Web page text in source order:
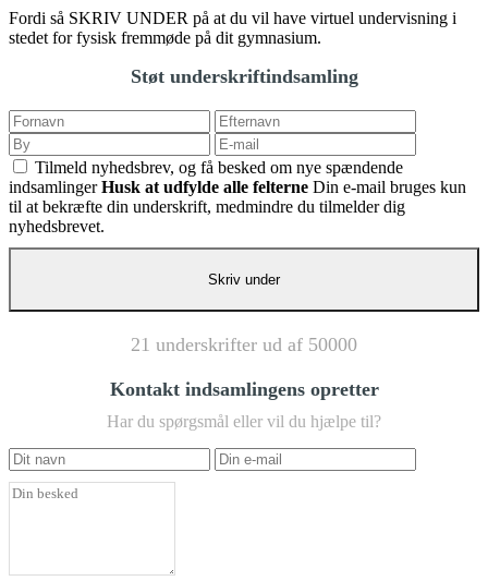
Fordi så SKRIV UNDER på at du vil have virtuel undervisning i
stedet for fysisk fremmøde på dit gymnasium.
Støt underskriftindsamling
Tilmeld nyhedsbrev, og få besked om nye spændende
indsamlinger Husk at udfylde alle felterne Din e-mail bruges kun
til at bekræfte din underskrift, medmindre du tilmelder dig
nyhedsbrevet.
21 underskrifter ud af 50000
Kontakt indsamlingens opretter
Har du spørgsmål eller vil du hjælpe til?